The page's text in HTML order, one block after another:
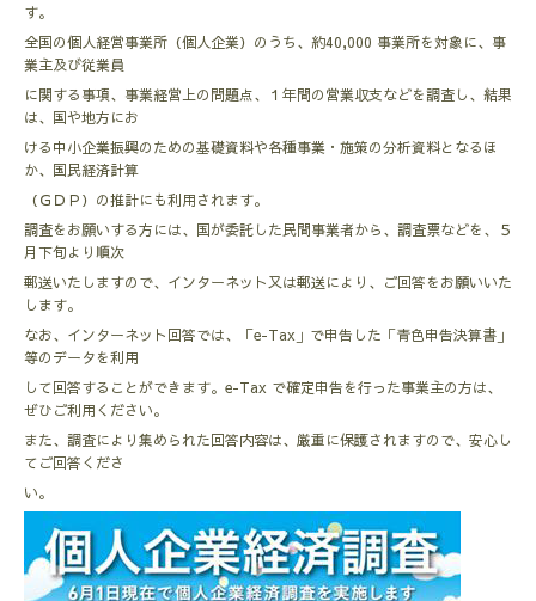
す。
全国の個人経営事業所（個人企業）のうち、約40,000 事業所を対象に、事
業主及び従業員
に関する事項、事業経営上の問題点、１年間の営業収支などを調査し、結果
は、国や地方にお
ける中小企業振興のための基礎資料や各種事業・施策の分析資料となるほ
か、国民経済計算
（ＧＤＰ）の推計にも利用されます。
調査をお願いする方には、国が委託した民間事業者から、調査票などを、５
月下旬より順次
郵送いたしますので、インターネット又は郵送により、ご回答をお願いいた
します。
なお、インターネット回答では、「e-Tax」で申告した「青色申告決算書」
等のデータを利用
して回答することができます。e-Tax で確定申告を行った事業主の方は、
ぜひご利用ください。
また、調査により集められた回答内容は、厳重に保護されますので、安心し
てご回答くださ
い。